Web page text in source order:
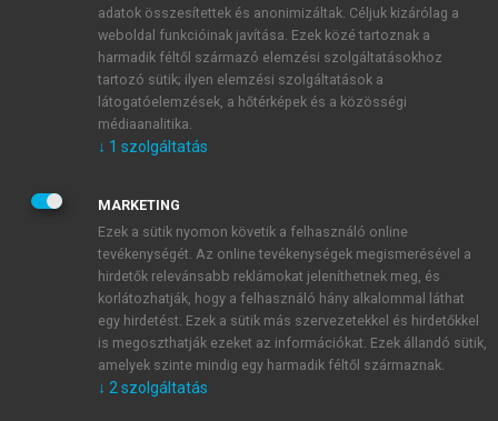
E-MAIL-CÍM
JELSZÓ
JELSZÓ ÚJRA
Kérek értesítést a MeRSZ újdonságairól, akcióiról.
Kérek értesítést az Akadémiai Kiadó Zrt. újdonságairól,
adatok összesítettek és anonimizáltak. Céljuk kizárólag a
weboldal funkcióinak javítása. Ezek közé tartoznak a
harmadik féltől származó elemzési szolgáltatásokhoz
tartozó sütik; ilyen elemzési szolgáltatások a
látogatóelemzések, a hőtérképek és a közösségi
médiaanalitika.
↓ 1 szolgáltatás
MARKETING
Ezek a sütik nyomon követik a felhasználó online
tevékenységét. Az online tevékenységek megismerésével a
hirdetők relevánsabb reklámokat jeleníthetnek meg, és
korlátozhatják, hogy a felhasználó hány alkalommal láthat
egy hirdetést. Ezek a sütik más szervezetekkel és hirdetőkkel
is megoszthatják ezeket az információkat. Ezek állandó sütik,
amelyek szinte mindig egy harmadik féltől származnak.
↓ 2 szolgáltatás